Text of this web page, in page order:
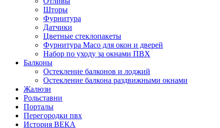
Шторы
Фурнитура
Датчики
Цветные стеклопакеты
Фурнитура Maco для окон и дверей
Набор по уходу за окнами ПВХ
Балконы
Остекление балконов и лоджий
Остекление балкона раздвижными окнами
Жалюзи
Рольставни
Порталы
Перегородки пвх
История ВЕКА